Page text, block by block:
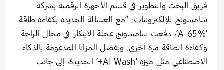
فريق البحث والتطوير في قسم الأجهزة الرقمية بشركة
سامسونج للإلكترونيات: “مع الغسالة الجديدة بكفاءة طاقة
‘A-65%’، دفعت سامسونج عجلة الابتكار في مجال الراحة
وكفاءة الطاقة مرة أخرى. وبفضل المزايا المدعومة بالذكاء
الاصطناعي مثل ميزة ‘AI Wash+’ الجديدة، إلى جانب